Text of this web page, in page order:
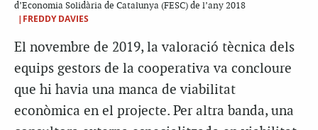
d’Economia Solidària de Catalunya (FESC) de l’any 2018
|FREDDY DAVIES
El novembre de 2019, la valoració tècnica dels
equips gestors de la cooperativa va concloure
que hi havia una manca de viabilitat
econòmica en el projecte. Per altra banda, una